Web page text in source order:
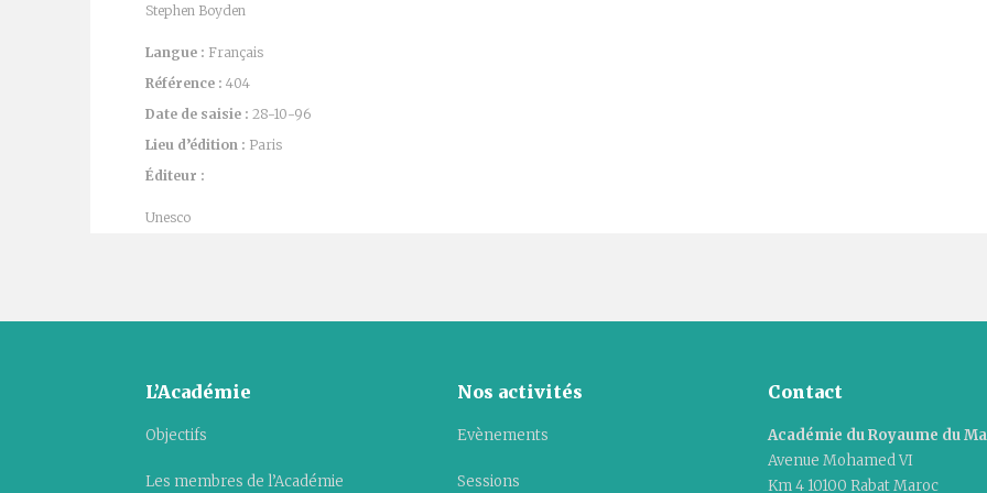
Stephen Boyden
Langue : Français
Référence : 404
Date de saisie : 28-10-96
Lieu d’édition : Paris
Éditeur :
Unesco
L’Académie
Objectifs
Les membres de l’Académie
Nos activités
Evènements
Sessions
Contact
Académie du Royaume du
Avenue Mohamed VI
Km 4 10100 Rabat Maroc